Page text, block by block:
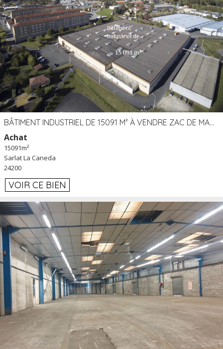
BÂTIMENT INDUSTRIEL DE 15091 M² À VENDRE ZAC DE MADRAZÈS À SARLAT (24)
Achat
15091m²
Sarlat La Caneda
24200
VOIR CE BIEN